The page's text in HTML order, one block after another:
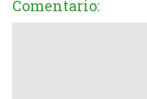
Comentario: